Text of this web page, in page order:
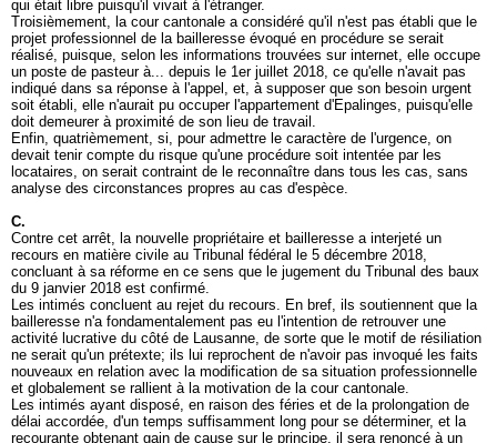
qui était libre puisqu'il vivait à l'étranger.
Troisièmement, la cour cantonale a considéré qu'il n'est pas établi que le
projet professionnel de la bailleresse évoqué en procédure se serait
réalisé, puisque, selon les informations trouvées sur internet, elle occupe
un poste de pasteur à... depuis le 1er juillet 2018, ce qu'elle n'avait pas
indiqué dans sa réponse à l'appel, et, à supposer que son besoin urgent
soit établi, elle n'aurait pu occuper l'appartement d'Epalinges, puisqu'elle
doit demeurer à proximité de son lieu de travail.
Enfin, quatrièmement, si, pour admettre le caractère de l'urgence, on
devait tenir compte du risque qu'une procédure soit intentée par les
locataires, on serait contraint de le reconnaître dans tous les cas, sans
analyse des circonstances propres au cas d'espèce.
C.
Contre cet arrêt, la nouvelle propriétaire et bailleresse a interjeté un
recours en matière civile au Tribunal fédéral le 5 décembre 2018,
concluant à sa réforme en ce sens que le jugement du Tribunal des baux
du 9 janvier 2018 est confirmé.
Les intimés concluent au rejet du recours. En bref, ils soutiennent que la
bailleresse n'a fondamentalement pas eu l'intention de retrouver une
activité lucrative du côté de Lausanne, de sorte que le motif de résiliation
ne serait qu'un prétexte; ils lui reprochent de n'avoir pas invoqué les faits
nouveaux en relation avec la modification de sa situation professionnelle
et globalement se rallient à la motivation de la cour cantonale.
Les intimés ayant disposé, en raison des féries et de la prolongation de
délai accordée, d'un temps suffisamment long pour se déterminer, et la
recourante obtenant gain de cause sur le principe, il sera renoncé à un